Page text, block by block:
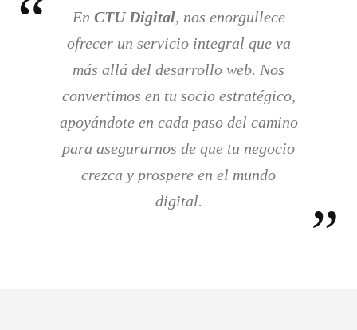
En CTU Digital, nos enorgullece
ofrecer un servicio integral que va
más allá del desarrollo web. Nos
convertimos en tu socio estratégico,
apoyándote en cada paso del camino
para asegurarnos de que tu negocio
crezca y prospere en el mundo
digital.